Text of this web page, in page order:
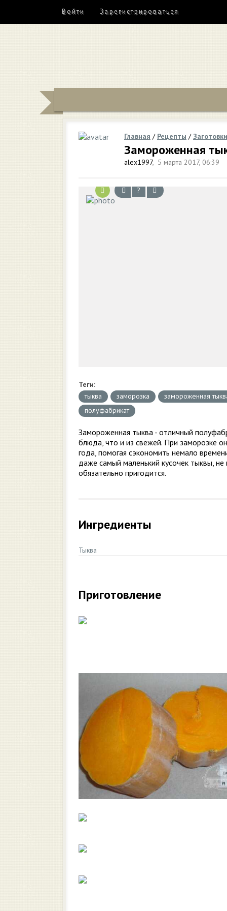
Войти Зарегистрироваться
Главная / Рецепты /Заготовки
Замороженная
alex1997, 5 марта 2017, 06:39
?
Теги:
тыква
заморозка
замороженная
полуфабрикат
Замороженная тыква - отличный
блюда, что и из свежей. При заморозке
года, помогая сэкономить немало
даже самый маленький кусочек тыквы,
обязательно пригодится.
Ингредиенты
Тыква
Приготовление